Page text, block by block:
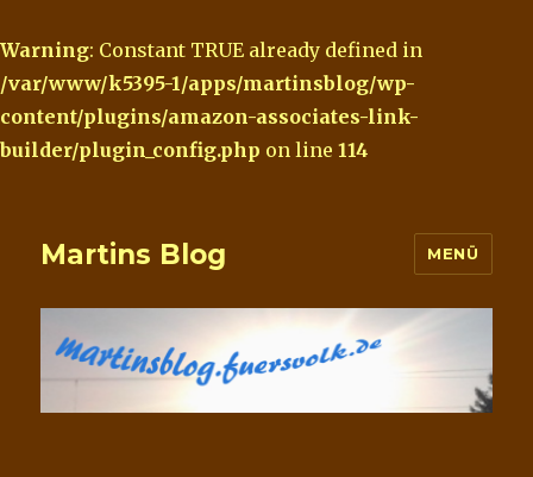
Warning: Constant TRUE already defined in
/var/www/k5395-1/apps/martinsblog/wp-
content/plugins/amazon-associates-link-
builder/plugin_config.php on line 114
Martins Blog MENÜ